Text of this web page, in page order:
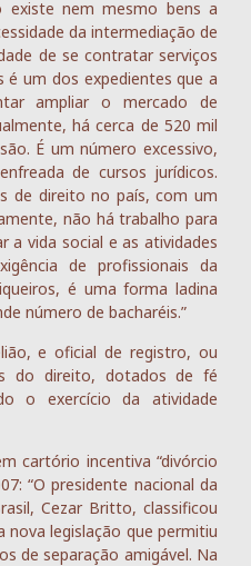
existe nem mesmo bens a
da intermediação de
de se contratar serviços
é um dos expedientes que a
ampliar o mercado de
há cerca de 520 mil
É um número excessivo,
de cursos jurídicos.
de direito no país, com um
não há trabalho para
a vida social e as atividades
de profissionais da
é uma forma ladina
número de bacharéis.”
e oficial de registro, ou
do direito, dotados de fé
o exercício da atividade
cartório incentiva “divórcio
“O presidente nacional da
Cezar Britto, classificou
nova legislação que permitiu
de separação amigável. Na